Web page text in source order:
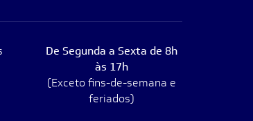
De Segunda a Sexta de 8h
às 17h
(Exceto fins-de-semana e
feriados)